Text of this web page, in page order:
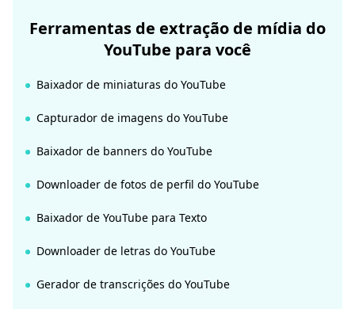
Ferramentas de extração de mídia do
YouTube para você
Baixador de miniaturas do YouTube
Capturador de imagens do YouTube
Baixador de banners do YouTube
Downloader de fotos de perfil do YouTube
Baixador de YouTube para Texto
Downloader de letras do YouTube
Gerador de transcrições do YouTube